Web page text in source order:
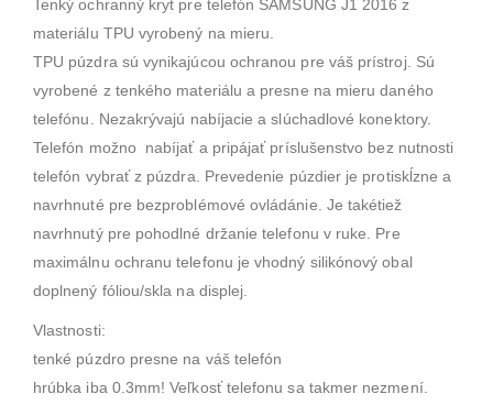
Tenký ochranný kryt pre telefón SAMSUNG J1 2016 z
materiálu TPU vyrobený na mieru.
TPU púzdra sú vynikajúcou ochranou pre váš prístroj. Sú
vyrobené z tenkého materiálu a presne na mieru daného
telefónu. Nezakrývajú nabíjacie a slúchadlové konektory.
Telefón možno nabíjať a pripájať príslušenstvo bez nutnosti
telefón vybrať z púzdra. Prevedenie púzdier je protiskĺzne a
navrhnuté pre bezproblémové ovládánie. Je takétiež
navrhnutý pre pohodlné držanie telefonu v ruke. Pre
maximálnu ochranu telefonu je vhodný silikónový obal
doplnený fóliou/skla na displej.
Vlastnosti:
tenké púzdro presne na váš telefón
hrúbka iba 0.3mm! Veľkosť telefonu sa takmer nezmení.